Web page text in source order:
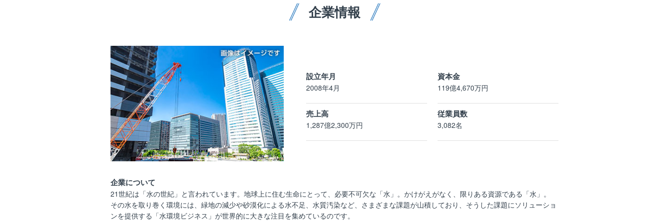
企業情報
設立年月
2008年4月
資本金
119億4,670万円
売上高
1,287億2,300万円
従業員数
3,082名
企業について
21世紀は「水の世紀」と言われています。地球上に住む生命にとって、必要不可欠な「水」。かけがえがなく、限りある資源である「水」。
その水を取り巻く環境には、緑地の減少や砂漠化による水不足、水質汚染など、さまざまな課題が山積しており、そうした課題にソリューショ
ンを提供する「水環境ビジネス」が世界的に大きな注目を集めているのです。